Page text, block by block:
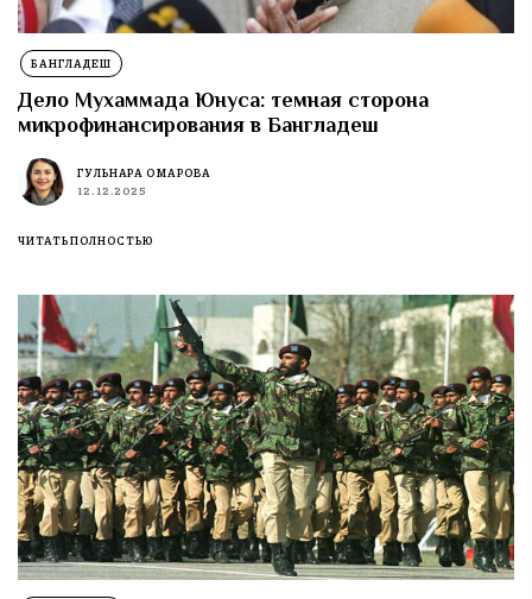
БАНГЛАДЕШ
Дело Мухаммада Юнуса: темная сторона
микрофинансирования в Бангладеш
ГУЛЬНАРА ОМАРОВА
12.12.2025
ЧИТАТЬ ПОЛНОСТЬЮ